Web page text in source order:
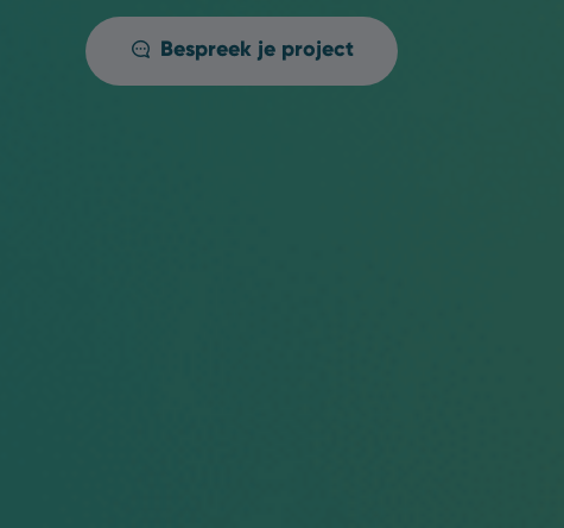
Bespreek je project